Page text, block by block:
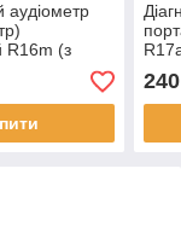
аудіометр
R16m (з